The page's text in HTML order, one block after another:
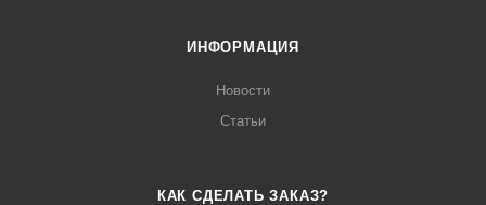
ИНФОРМАЦИЯ
Новости
Статьи
КАК СДЕЛАТЬ ЗАКАЗ?